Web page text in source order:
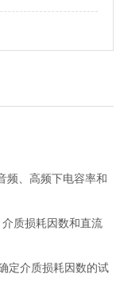
频、高频下电容率和
质损耗因数和直流
定介质损耗因数的试